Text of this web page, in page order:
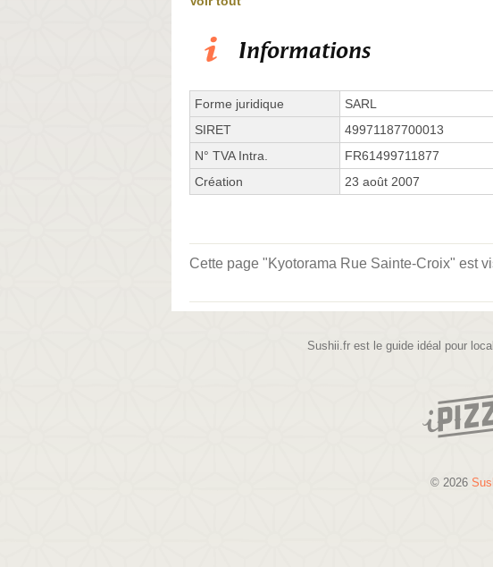
Informations
Forme juridique
SARL
SIRET
49971187700013
N° TVA Intra.
FR61499711877
Création
23 août 2007
Cette page "Kyotorama Rue Sainte-Croix" est
Sushii.fr est le guide idéal pour
© 2026